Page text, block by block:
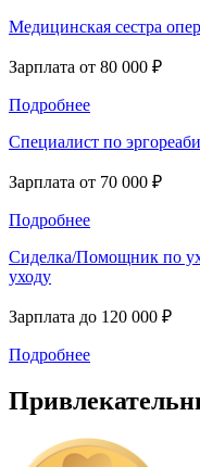
Медицинская сестра
Зарплата от 80 000 ₽
Подробнее
Cпециалист по
Зарплата от 70 000 ₽
Подробнее
Сиделка/Помощник по
уходу
Зарплата до 120 000 ₽
Подробнее